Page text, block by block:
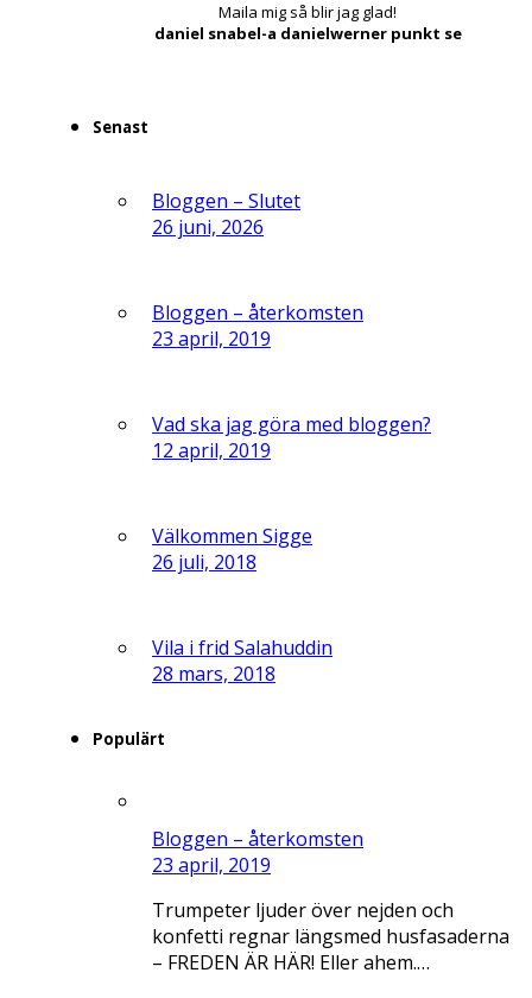
Maila mig så blir jag glad!
daniel snabel-a danielwerner punkt se
Senast
Bloggen – Slutet
26 juni, 2026
Bloggen – återkomsten
23 april, 2019
Vad ska jag göra med bloggen?
12 april, 2019
Välkommen Sigge
26 juli, 2018
Vila i frid Salahuddin
28 mars, 2018
Populärt
Bloggen – återkomsten
23 april, 2019
Trumpeter ljuder över nejden och
konfetti regnar längsmed husfasaderna
– FREDEN ÄR HÄR! Eller ahem.…